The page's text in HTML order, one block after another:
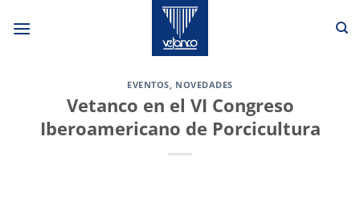
EVENTOS, NOVEDADES
Vetanco en el VI Congreso
Iberoamericano de Porcicultura